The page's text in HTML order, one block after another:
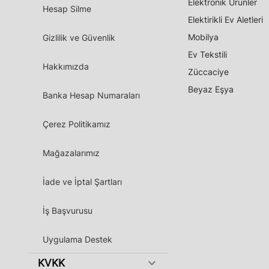
Hesap Silme
Gizlilik ve Güvenlik
Hakkımızda
Banka Hesap Numaraları
Çerez Politikamız
Mağazalarımız
İade ve İptal Şartları
İş Başvurusu
Uygulama Destek
KVKK keyboard_arrow_down
Elektronik Ürünler
Elektirikli Ev Aletleri
Mobilya
Ev Tekstili
Züccaciye
Beyaz Eşya